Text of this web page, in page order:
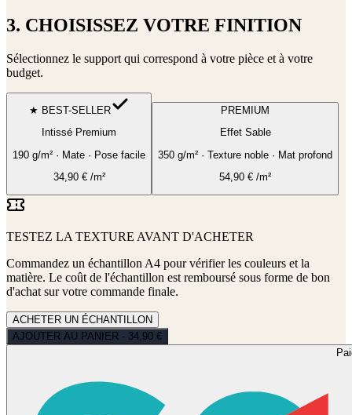
3. CHOISISSEZ VOTRE FINITION
Sélectionnez le support qui correspond à votre pièce et à votre
budget.
★ BEST-SELLER
Intissé Premium
190 g/m² · Mate · Pose facile
34,90€/m²
PREMIUM
Effet Sable
350 g/m² · Texture noble · Mat profond
54,90 € /m²
TESTEZ LA TEXTURE AVANT D'ACHETER
Commandez un échantillon A4 pour vérifier les couleurs et la
matière. Le coût de l'échantillon est remboursé sous forme de bon
d'achat sur votre commande finale.
ACHETER UN ÉCHANTILLON
AJOUTER AU PANIER - 34,90 €